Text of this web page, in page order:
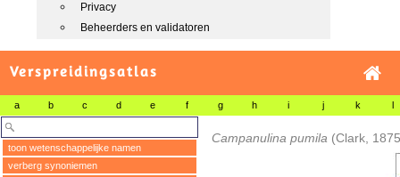
Privacy
Beheerders en validatoren
Verspreidingsatlas
a b c d e f g h i j k l
toon wetenschappelijke namen
verberg synoniemen
Campanulina pumila (Clark,